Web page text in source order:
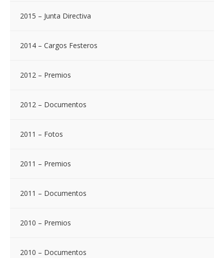
2015 – Junta Directiva
2014 – Cargos Festeros
2012 – Premios
2012 – Documentos
2011 – Fotos
2011 – Premios
2011 – Documentos
2010 – Premios
2010 – Documentos